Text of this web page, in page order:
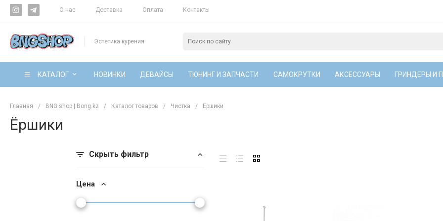
О нас Доставка Оплата Контакты
Эстетика курения
КАТАЛОГ НОВИНКИ ДЕВАЙСЫ ТЮНИНГ И ЗАПЧАСТИ САМОКРУТКИ АКСЕССУАРЫ ГРИНДЕРЫ И
Главная / BNG shop | Bong.kz / Каталог товаров / Чистка / Ёршики
Ёршики
Скрыть фильтр
Цена